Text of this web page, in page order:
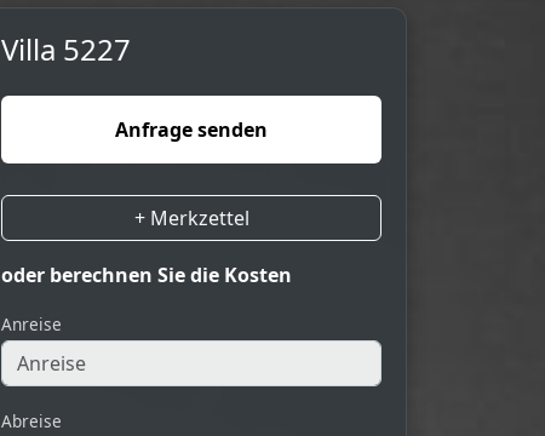
Villa 5227
Anfrage senden
+ Merkzettel
oder berechnen Sie die Kosten
Anreise
Abreise